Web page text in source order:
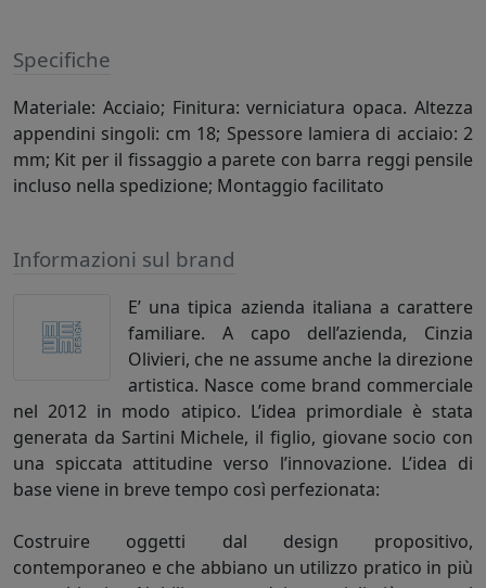
Specifiche
Materiale: Acciaio; Finitura: verniciatura opaca. Altezza
appendini singoli: cm 18; Spessore lamiera di acciaio: 2
mm; Kit per il fissaggio a parete con barra reggi pensile
incluso nella spedizione; Montaggio facilitato
Informazioni sul brand
E’ una tipica azienda italiana a carattere
familiare. A capo dell’azienda, Cinzia
Olivieri, che ne assume anche la direzione
artistica. Nasce come brand commerciale
nel 2012 in modo atipico. L’idea primordiale è stata
generata da Sartini Michele, il figlio, giovane socio con
una spiccata attitudine verso l’innovazione. L’idea di
base viene in breve tempo così perfezionata:
Costruire oggetti dal design propositivo,
contemporaneo e che abbiano un utilizzo pratico in più